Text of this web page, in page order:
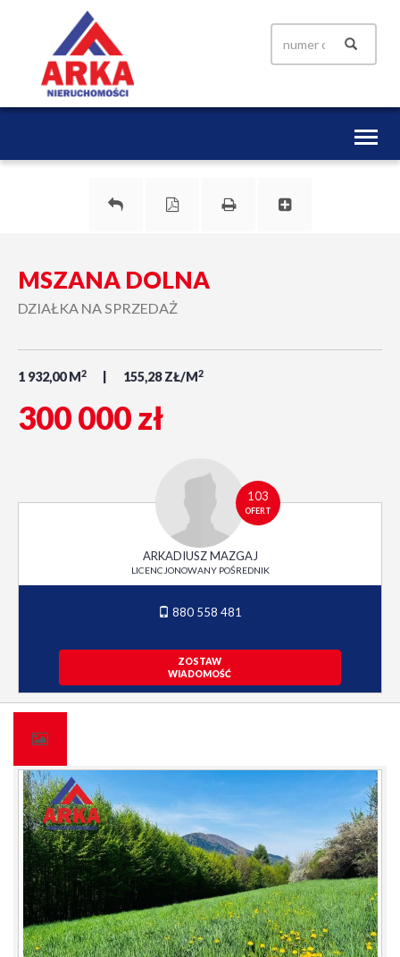
Toggle
MSZANA DOLNA
DZIAŁKA NA SPRZEDAŻ
1 932,00 M2 155,28 ZŁ/M2
300 000 zł
103
OFERT
ARKADIUSZ MAZGAJ
LICENCJONOWANY POŚREDNIK
880 558 481
ZOSTAW
WIADOMOŚĆ